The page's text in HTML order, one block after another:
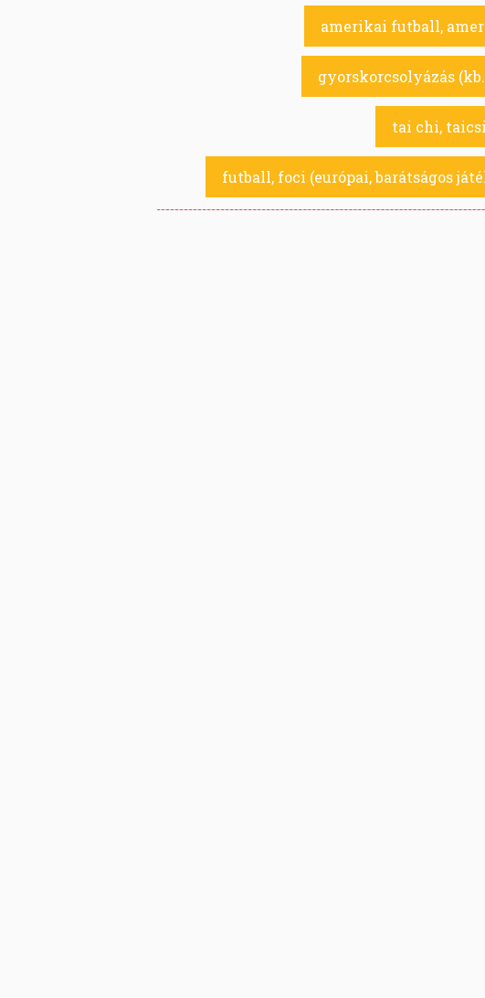
amerikai futball,
gyorskorcsolyázás
tai chi,
futball, foci (európai, barátságos